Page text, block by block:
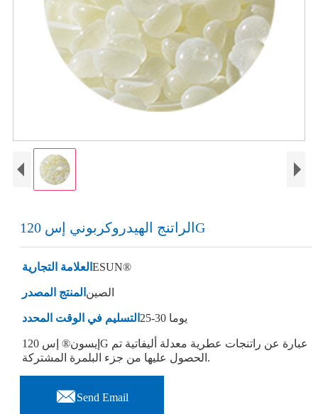
الراتنج الهيدروكربوني إس 120G
العلامة التجارية ESUN®
المنتج المصدر الصين
التسليم في الوقت المحدد 25-30 يوما
إيسون® إس 120G عبارة عن راتنجات عطرية معدلة أليفاتية تم
الحصول عليها من جزء البلمرة المشتركة.
Send Email